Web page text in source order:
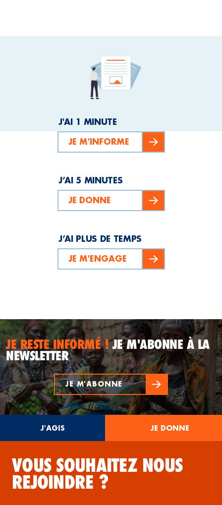
J'AI 1 MINUTE
JE M'INFORME
J’AI 5 MINUTES
JE DONNE
J’AI PLUS DE TEMPS
JE M'ENGAGE
JE RESTE INFORMÉ !JE M'ABONNE À LA
NEWSLETTER
JE M'ABONNE
J'AGIS JE DONNE
VOUS SOUHAITEZ NOUS
REJOINDRE ?